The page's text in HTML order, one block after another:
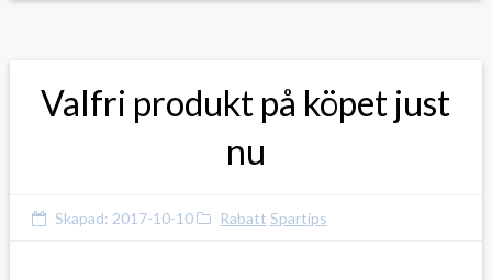
Valfri produkt på köpet just
nu
Skapad: 2017-10-10 Rabatt Spartips